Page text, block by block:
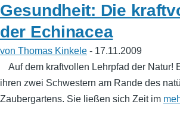
Gesundheit: Die
der Echinacea
von Thomas Kinkele - 17.11.2009
Auf dem kraftvollen Lehrpfad der Natur!
ihren zwei Schwestern am Rande des
Zaubergartens. Sie ließen sich Zeit im